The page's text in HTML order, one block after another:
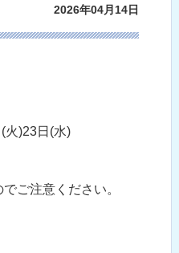
2026年04月14日
)23日(水)
ご注意ください。